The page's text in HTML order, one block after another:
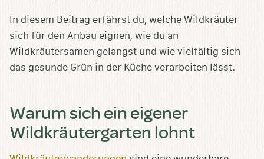
In diesem Beitrag erfährst du, welche Wildkräuter
sich für den Anbau eignen, wie du an
Wildkräutersamen gelangst und wie vielfältig sich
das gesunde Grün in der Küche verarbeiten lässt.
Warum sich ein eigener
Wildkräutergarten lohnt